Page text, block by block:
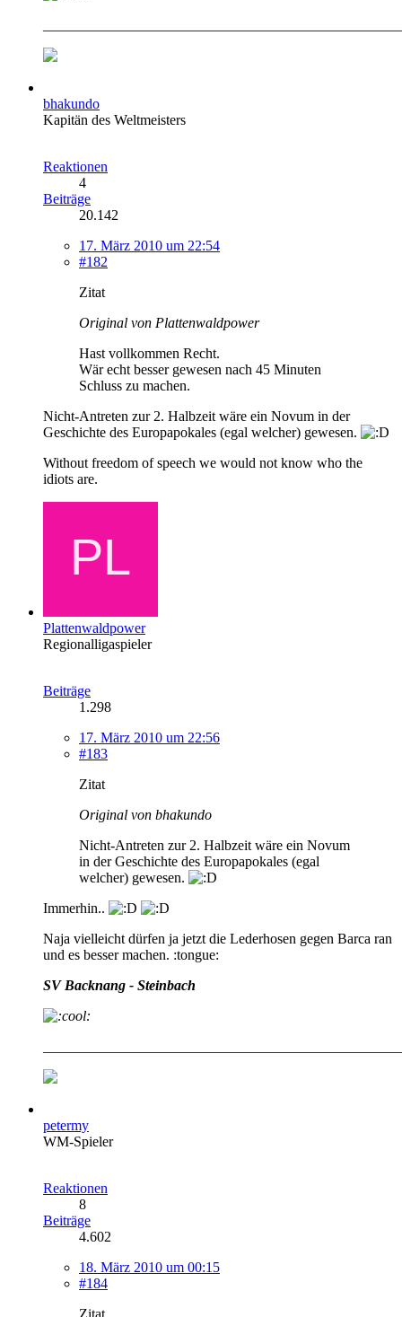
bhakundo
Kapitän des Weltmeisters
Reaktionen
4
Beiträge
20.142
17. März 2010 um 22:54
#182
Zitat
Original von Plattenwaldpower
Hast vollkommen Recht.
Wär echt besser gewesen nach 45 Minuten
Schluss zu machen.
Nicht-Antreten zur 2. Halbzeit wäre ein Novum in der
Geschichte des Europapokales (egal welcher) gewesen.
Without freedom of speech we would not know who the
idiots are.
Plattenwaldpower
Regionalligaspieler
Beiträge
1.298
17. März 2010 um 22:56
#183
Zitat
Original von bhakundo
Nicht-Antreten zur 2. Halbzeit wäre ein Novum
in der Geschichte des Europapokales (egal
welcher) gewesen.
Immerhin..
Naja vielleicht dürfen ja jetzt die Lederhosen gegen Barca ran
und es besser machen. :tongue:
SV Backnang - Steinbach
petermy
WM-Spieler
Reaktionen
8
Beiträge
4.602
18. März 2010 um 00:15
#184
Zitat